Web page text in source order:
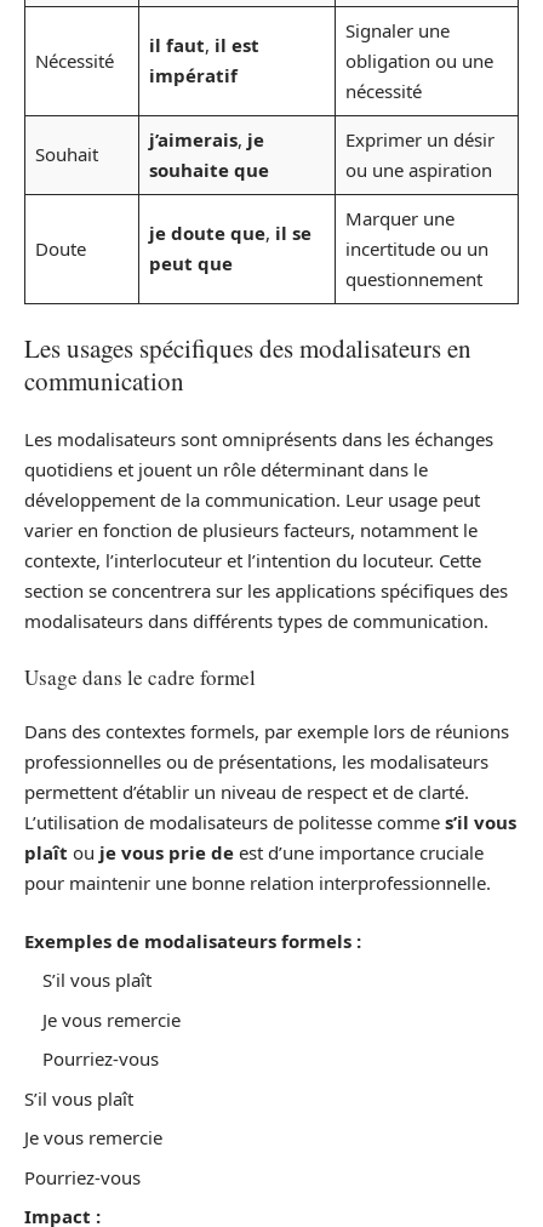
Nécessité
il faut, il est
impératif
Signaler une
obligation ou une
nécessité
Souhait
j’aimerais, je
souhaite que
Exprimer un désir
ou une aspiration
Doute
je doute que, il se
peut que
Marquer une
incertitude ou un
questionnement
Les usages spécifiques des modalisateurs en
communication
Les modalisateurs sont omniprésents dans les échanges
quotidiens et jouent un rôle déterminant dans le
développement de la communication. Leur usage peut
varier en fonction de plusieurs facteurs, notamment le
contexte, l’interlocuteur et l’intention du locuteur. Cette
section se concentrera sur les applications spécifiques des
modalisateurs dans différents types de communication.
Usage dans le cadre formel
Dans des contextes formels, par exemple lors de réunions
professionnelles ou de présentations, les modalisateurs
permettent d’établir un niveau de respect et de clarté.
L’utilisation de modalisateurs de politesse comme s’il vous
plaît ou je vous prie de est d’une importance cruciale
pour maintenir une bonne relation interprofessionnelle.
Exemples de modalisateurs formels :
S’il vous plaît
Je vous remercie
Pourriez-vous
S’il vous plaît
Je vous remercie
Pourriez-vous
Impact :